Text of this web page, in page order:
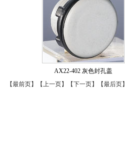
AX22-402 灰色封孔盖
【最前页】【上一页】【下一页】【最后页】